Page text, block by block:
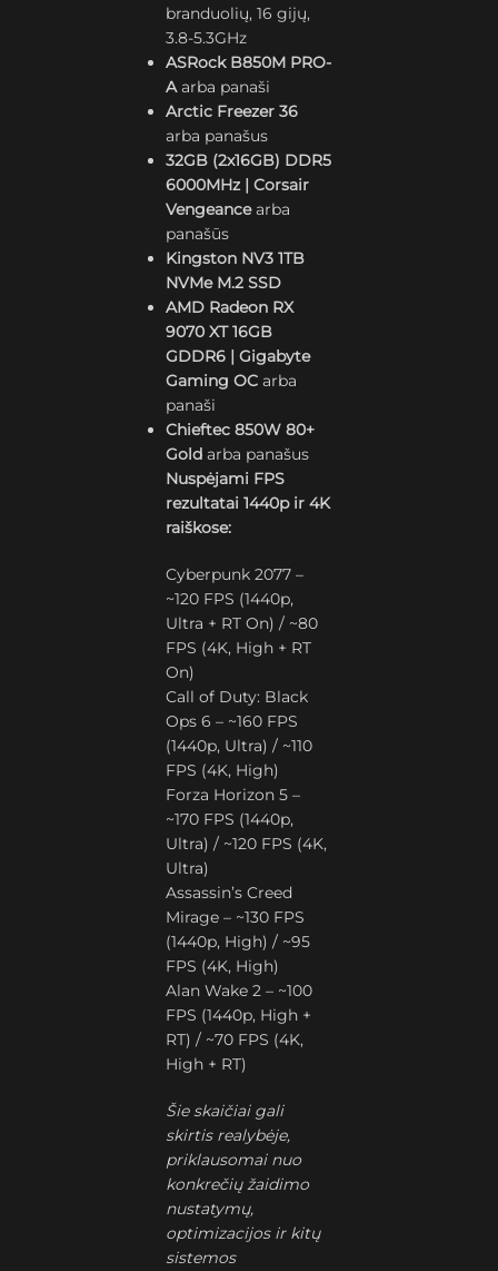
branduolių, 16 gijų,
3.8-5.3GHz
ASRock B850M PRO-
Aarba panaši
Arctic Freezer 36
arba panašus
32GB (2x16GB) DDR5
6000MHz | Corsair
Vengeancearba
panašūs
Kingston NV3 1TB
NVMe M.2 SSD
AMD Radeon RX
9070 XT 16GB
GDDR6 | Gigabyte
Gaming OC arba
panaši
Chieftec 850W 80+
Gold arba panašus
Nuspėjami FPS
rezultatai 1440p ir 4K
raiškose:
Cyberpunk 2077 –
~120 FPS (1440p,
Ultra + RT On) / ~80
FPS (4K, High + RT
On)
Call of Duty: Black
Ops 6 – ~160 FPS
(1440p, Ultra) / ~110
FPS (4K, High)
Forza Horizon 5 –
~170 FPS (1440p,
Ultra) / ~120 FPS (4K,
Ultra)
Assassin’s Creed
Mirage – ~130 FPS
(1440p, High) / ~95
FPS (4K, High)
Alan Wake 2 – ~100
FPS (1440p, High +
RT) / ~70 FPS (4K,
High + RT)
Šie skaičiai gali
skirtis realybėje,
priklausomai nuo
konkrečių žaidimo
nustatymų,
optimizacijos ir kitų
sistemos